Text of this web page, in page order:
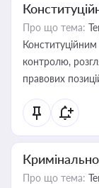
Про що тема:
контролю,
правових
Про що тема: